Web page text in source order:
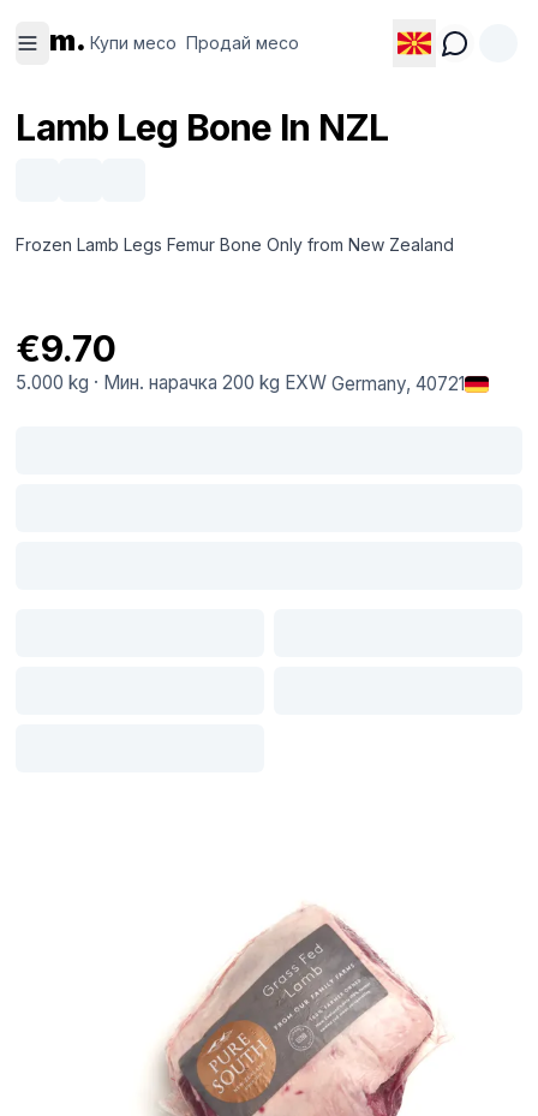
m. Купи месо Продай месо
месо
месо
Lamb Leg Bone In NZL
Frozen Lamb Legs Femur Bone Only from New Zealand
€9.70
5.000 kg · Мин. нарачка 200 kg EXW Germany, 40721